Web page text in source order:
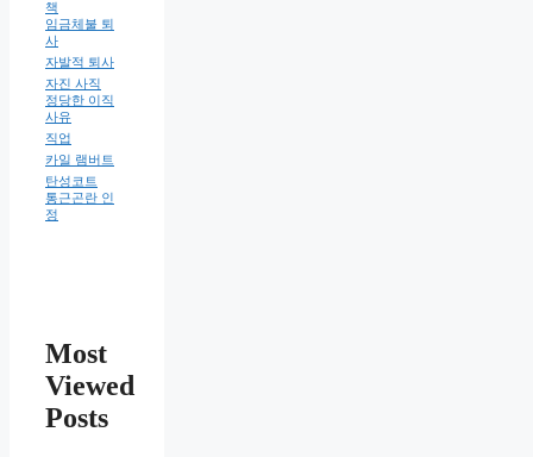
책
임금체불 퇴
사
자발적 퇴사
자진 사직
정당한 이직
사유
직업
카일 램버트
탄성코트
통근곤란 인
정
Most
Viewed
Posts